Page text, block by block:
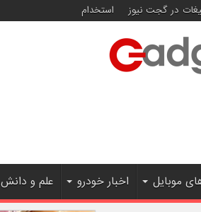
در گجت نیوز استخدام
موبایل اخبار خودرو علم و دانش